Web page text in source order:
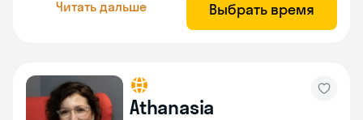
Читать дальше Выбрать время
Athanasia